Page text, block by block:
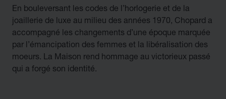
En bouleversant les codes de l’horlogerie et de la
joaillerie de luxe au milieu des années 1970, Chopard a
accompagné les changements d’une époque marquée
par l’émancipation des femmes et la libéralisation des
moeurs. La Maison rend hommage au victorieux passé
qui a forgé son identité.